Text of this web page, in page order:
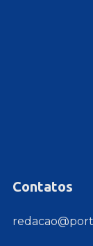
Contatos